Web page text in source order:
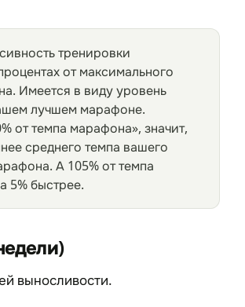
тренировки
от максимального
Имеется в виду уровень
лучшем марафоне.
от темпа марафона», значит,
среднего темпа вашего
А 105% от темпа
5% быстрее.
выносливости.